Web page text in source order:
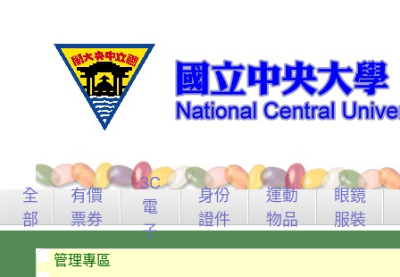
全
部
有價
票券
3C
電
子
身份
證件
運動
物品
眼鏡
服裝
管理專區